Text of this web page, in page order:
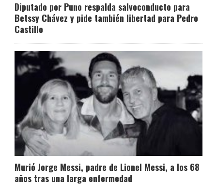
Diputado por Puno respalda salvoconducto para
Betssy Chávez y pide también libertad para Pedro
Castillo
Murió Jorge Messi, padre de Lionel Messi, a los 68
años tras una larga enfermedad